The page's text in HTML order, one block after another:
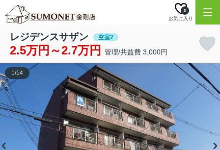
お気に入り
0
レジデンスサザン 空室2
2.5万円～2.7万円 管理/共益費 3,000円
1/14